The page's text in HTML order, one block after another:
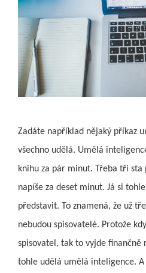
Zadáte například nějaký příkaz
všechno udělá. Umělá
knihu za pár minut. Třeba tři sta
napíše za deset minut. Já si
představit. To znamená, že už
nebudou spisovatelé. Protože
spisovatel, tak to vyjde finančně
tohle udělá umělá inteligence. A